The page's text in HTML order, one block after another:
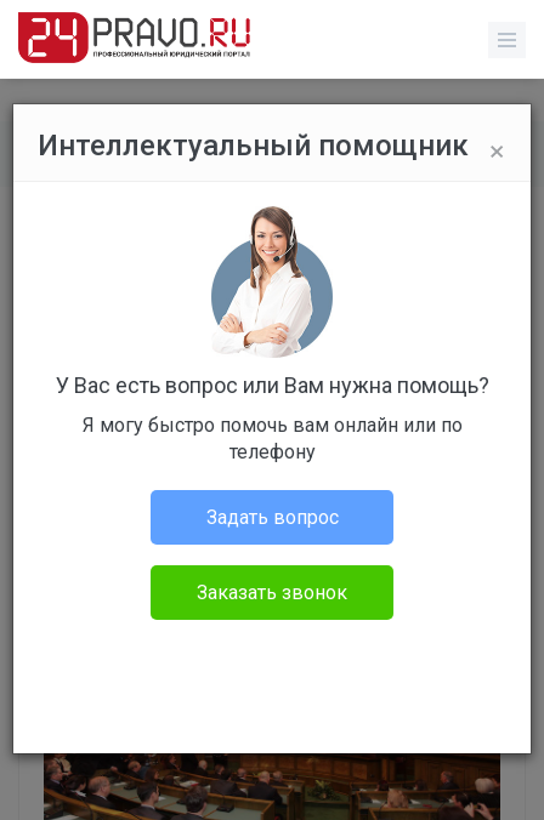
Все публикации / Без указания категории
​Пленум ВС ужесточил
ответственность предпринимателей
по долгам своего бизнеса
Администрация портала
Без указания категории
×
Интеллектуальный помощник
У Вас есть вопрос или Вам нужна помощь?
Я могу быстро помочь вам онлайн или по
телефону
Задать вопрос
Заказать звонок